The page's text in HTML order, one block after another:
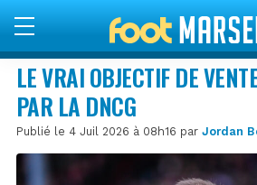
LE VRAI OBJECTIF DE
PAR LA DNCG
Publié le 4 Juil 2026 à 08h16 par Jordan